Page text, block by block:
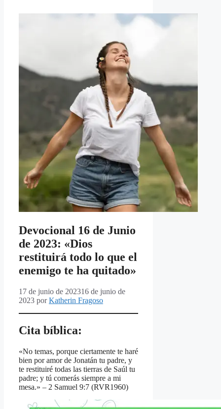
Devocional 16 de Junio
de 2023: «Dios
restituirá todo lo que el
enemigo te ha quitado»
17 de junio de 202316 de junio de
2023 porKatherin Fragoso
Cita bíblica:
«No temas, porque ciertamente te haré
bien por amor de Jonatán tu padre, y
te restituiré todas las tierras de Saúl tu
padre; y tú comerás siempre a mi
mesa.» – 2 Samuel 9:7 (RVR1960)